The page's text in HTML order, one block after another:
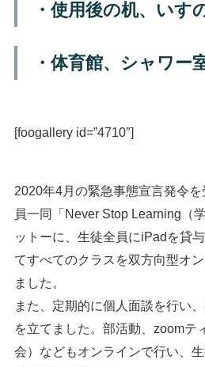
・使用後の机、いす
・体育館、シャワー
[foogallery id=”4710″]
2020年4月の緊急事態宣言発令
員一同「Never Stop Learning（
ットーに、生徒全員にiPadを貸
てすべてのクラスを双方向型オ
ました。
また、定期的に個人面談を行い
を立てました。部活動、zoomテ
会）などもオンラインで行い、